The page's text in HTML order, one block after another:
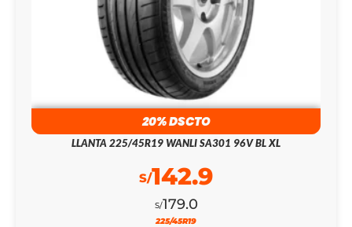
20% DSCTO
LLANTA 225/45R19 WANLI SA301 96V BL XL
S/179.0
S/142.9
225/45R19